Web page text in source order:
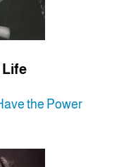
Life
the Power